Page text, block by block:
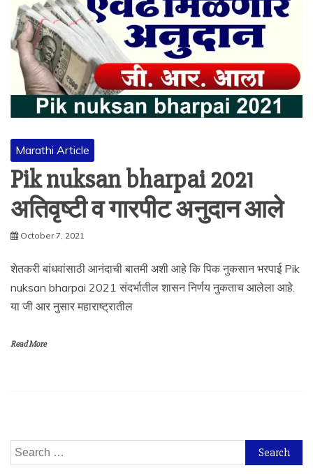
Marathi Article
Pik nuksan bharpai 2021
अतिवृष्टी व गारपीट अनुदान आले
October 7, 2021
शेतकरी बांधवांसाठी आनंदाची बातमी अशी आहे कि पिक नुकसान भरपाई Pik
nuksan bharpai 2021 संदर्भातील शासन निर्णय नुकताच आलेला आहे.
या जी आर नुसार महाराष्ट्रातील
Read More
Search
for: